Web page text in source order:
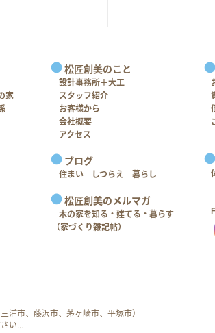
家
松匠創美のこと
設計事務所＋大工
スタッフ紹介
お客様から
会社概要
アクセス
ブログ
住まい しつらえ 暮らし
松匠創美のメルマガ
木の家を知る・建てる・暮らす
（家づくり雑記帖）
浦市、藤沢市、茅ヶ崎市、平塚市）
さい…